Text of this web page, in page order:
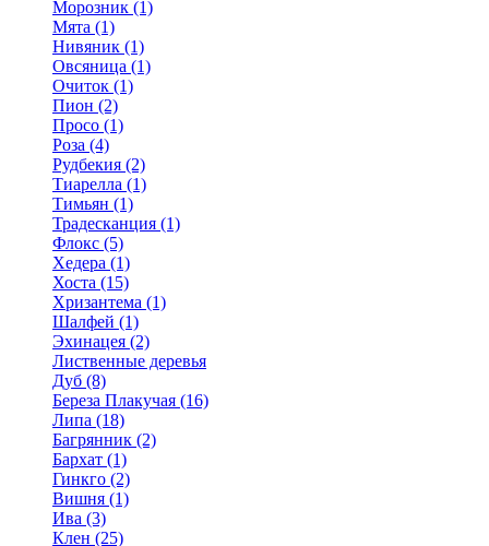
Морозник (1)
Мята (1)
Нивяник (1)
Овсяница (1)
Очиток (1)
Пион (2)
Просо (1)
Роза (4)
Рудбекия (2)
Тиарелла (1)
Тимьян (1)
Традесканция (1)
Флокс (5)
Хедера (1)
Хоста (15)
Хризантема (1)
Шалфей (1)
Эхинацея (2)
Лиственные деревья
Дуб (8)
Береза Плакучая (16)
Липа (18)
Багрянник (2)
Бархат (1)
Гинкго (2)
Вишня (1)
Ива (3)
Клен (25)